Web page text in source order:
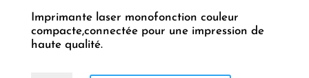
Imprimante laser monofonction couleur
compacte,connectée pour une impression de
haute qualité.